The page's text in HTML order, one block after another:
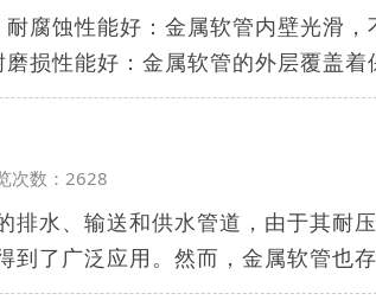
腐蚀性能好：金属软管内壁光滑
损性能好：金属软管的外层覆盖着
次数：2628
排水、输送和供水管道，由于其耐
到了广泛应用。然而，金属软管也